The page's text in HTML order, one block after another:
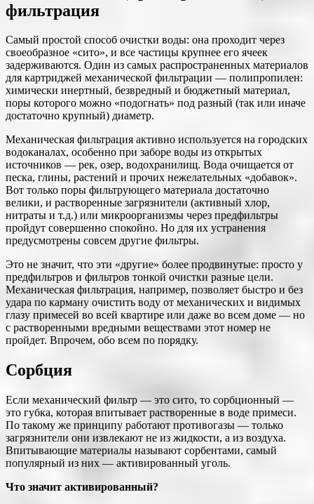
фильтрация
Самый простой способ очистки воды: она проходит через
своеобразное «сито», и все частицы крупнее его ячеек
задерживаются. Один из самых распространенных материалов
для картриджей механической фильтрации — полипропилен:
химически инертный, безвредный и бюджетный материал,
поры которого можно «подогнать» под разный (так или иначе
достаточно крупный) диаметр.
Механическая фильтрация активно используется на городских
водоканалах, особенно при заборе воды из открытых
источников — рек, озер, водохранилищ. Вода очищается от
песка, глины, растений и прочих нежелательных «добавок».
Вот только поры фильтрующего материала достаточно
велики, и растворенные загрязнители (активный хлор,
нитраты и т.д.) или микроорганизмы через предфильтры
пройдут совершенно спокойно. Но для их устранения
предусмотрены совсем другие фильтры.
Это не значит, что эти «другие» более продвинутые: просто у
предфильтров и фильтров тонкой очистки разные цели.
Механическая фильтрация, например, позволяет быстро и без
удара по карману очистить воду от механических и видимых
глазу примесей во всей квартире или даже во всем доме — но
с растворенными вредными веществами этот номер не
пройдет. Впрочем, обо всем по порядку.
Сорбция
Если механический фильтр — это сито, то сорбционный —
это губка, которая впитывает растворенные в воде примеси.
По такому же принципу работают противогазы — только
загрязнители они извлекают не из жидкости, а из воздуха.
Впитывающие материалы называют сорбентами, самый
популярный из них — активированный уголь.
Что значит активированный?